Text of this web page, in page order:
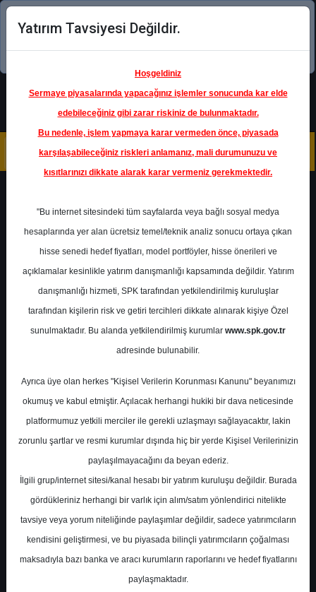
Şimdi uygulamayı indirin!
GARAN - TÜRKİYE GARANTİ
BANKASI A.Ş.
Hedef Fiyat 205.80 ₺
Getiri
%0.00
0
Get.
1
Perşembe, 09 Ocak 2025
En Yüksek Tahmin 206,96 ₺
Ortalama Fiyat Tahmini 186,96 ₺
Yatırım Tavsiyesi Değildir.
Hoşgeldiniz
Sermaye piyasalarında yapacağınız işlemler sonucunda kar elde
edebileceğiniz gibi zarar riskiniz de bulunmaktadır.
Bu nedenle, işlem yapmaya karar vermeden önce, piyasada
karşılaşabileceğiniz riskleri anlamanız, mali durumunuzu ve
kısıtlarınızı dikkate alarak karar vermeniz gerekmektedir.
"Bu internet sitesindeki tüm sayfalarda veya bağlı sosyal medya
hesaplarında yer alan ücretsiz temel/teknik analiz sonucu ortaya çıkan
hisse senedi hedef fiyatları, model portföyler, hisse önerileri ve
açıklamalar kesinlikle yatırım danışmanlığı kapsamında değildir. Yatırım
danışmanlığı hizmeti, SPK tarafından yetkilendirilmiş kuruluşlar
tarafından kişilerin risk ve getiri tercihleri dikkate alınarak kişiye Özel
sunulmaktadır. Bu alanda yetkilendirilmiş kurumlar www.spk.gov.tr
adresinde bulunabilir.
Ayrıca üye olan herkes "Kişisel Verilerin Korunması Kanunu" beyanımızı
okumuş ve kabul etmiştir. Açılacak herhangi hukiki bir dava neticesinde
platformumuz yetkili merciler ile gerekli uzlaşmayı sağlayacaktır, lakin
zorunlu şartlar ve resmi kurumlar dışında hiç bir yerde Kişisel Verilerinizin
paylaşılmayacağını da beyan ederiz.
İlgili grup/internet sitesi/kanal hesabı bir yatırım kuruluşu değildir. Burada
gördükleriniz herhangi bir varlık için alım/satım yönlendirici nitelikte
tavsiye veya yorum niteliğinde paylaşımlar değildir, sadece yatırımcıların
kendisini geliştirmesi, ve bu piyasada bilinçli yatırımcıların çoğalması
maksadıyla bazı banka ve aracı kurumların raporlarını ve hedef fiyatlarını
paylaşmaktadır.